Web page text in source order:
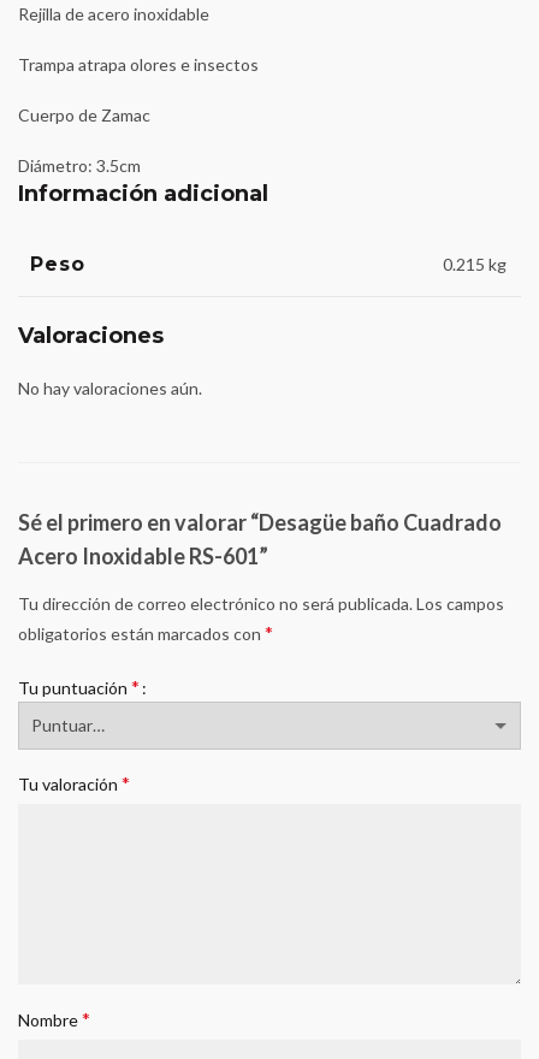
Rejilla de acero inoxidable
Trampa atrapa olores e insectos
Cuerpo de Zamac
Diámetro: 3.5cm
Información adicional
Peso 0.215 kg
Valoraciones
No hay valoraciones aún.
Sé el primero en valorar “Desagüe baño Cuadrado
Acero Inoxidable RS-601”
Tu dirección de correo electrónico no será publicada.Los campos
obligatorios están marcados con *
Tu puntuación *
Tu valoración *
Nombre*